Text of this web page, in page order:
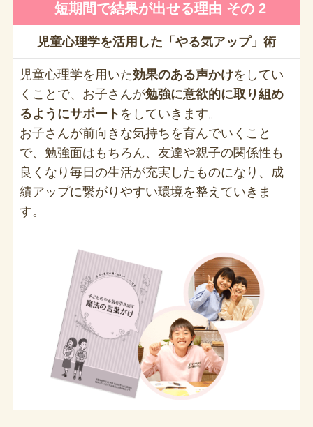
短期間で結果が出せる理由 その 2
児童心理学を活用した「やる気アップ」術
児童心理学を用いた効果のある声かけをしてい
くことで、お子さんが勉強に意欲的に取り組め
るようにサポート をしていきます。
お子さんが前向きな気持ちを育んでいくこと
で、勉強面はもちろん、友達や親子の関係性も
良くなり毎日の生活が充実したものになり、成
績アップに繋がりやすい環境を整えていきま
す。